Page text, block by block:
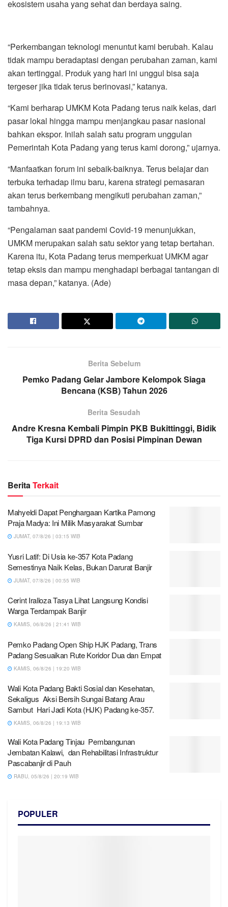
ekosistem usaha yang sehat dan berdaya saing.
“Perkembangan teknologi menuntut kami berubah. Kalau
tidak mampu beradaptasi dengan perubahan zaman, kami
akan tertinggal. Produk yang hari ini unggul bisa saja
tergeser jika tidak terus berinovasi,” katanya.
“Kami berharap UMKM Kota Padang terus naik kelas, dari
pasar lokal hingga mampu menjangkau pasar nasional
bahkan ekspor. Inilah salah satu program unggulan
Pemerintah Kota Padang yang terus kami dorong,” ujarnya.
“Manfaatkan forum ini sebaik-baiknya. Terus belajar dan
terbuka terhadap ilmu baru, karena strategi pemasaran
akan terus berkembang mengikuti perubahan zaman,”
tambahnya.
“Pengalaman saat pandemi Covid-19 menunjukkan,
UMKM merupakan salah satu sektor yang tetap bertahan.
Karena itu, Kota Padang terus memperkuat UMKM agar
tetap eksis dan mampu menghadapi berbagai tantangan di
masa depan,” katanya. (Ade)
Berita Sebelum
Pemko Padang Gelar Jambore Kelompok Siaga
Bencana (KSB) Tahun 2026
Berita Sesudah
Andre Kresna Kembali Pimpin PKB Bukittinggi, Bidik
Tiga Kursi DPRD dan Posisi Pimpinan Dewan
BeritaTerkait
Mahyeldi Dapat Penghargaan Kartika Pamong
Praja Madya: Ini Milik Masyarakat Sumbar
JUMAT, 07/8/26 | 03:15 WIB
Yusri Latif: Di Usia ke-357 Kota Padang
Semestinya Naik Kelas, Bukan Darurat Banjir
JUMAT, 07/8/26 | 00:55 WIB
Cerint Iralloza Tasya Lihat Langsung Kondisi
Warga Terdampak Banjir
KAMIS, 06/8/26 | 21:41 WIB
Pemko Padang Open Ship HJK Padang, Trans
Padang Sesuaikan Rute Koridor Dua dan Empat
KAMIS, 06/8/26 | 19:20 WIB
Wali Kota Padang Bakti Sosial dan Kesehatan,
Sekaligus Aksi Bersih Sungai Batang Arau
Sambut Hari Jadi Kota (HJK) Padang ke-357.
KAMIS, 06/8/26 | 19:13 WIB
Wali Kota Padang Tinjau Pembangunan
Jembatan Kalawi, dan Rehabilitasi Infrastruktur
Pascabanjir di Pauh
RABU, 05/8/26 | 20:19 WIB
POPULER